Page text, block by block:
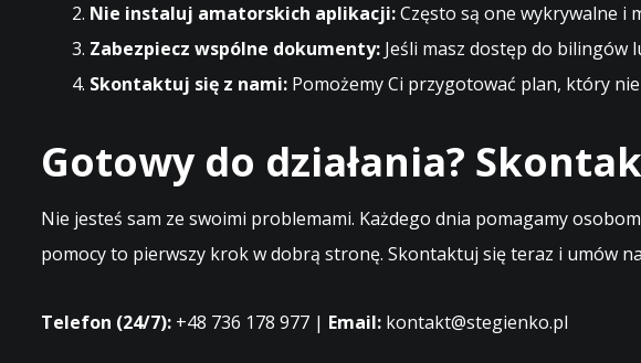
Nie instaluj amatorskich aplikacji:Często są one wykrywalne i
Zabezpiecz wspólne dokumenty: Jeśli masz dostęp do bilingów
Skontaktuj się z nami: Pomożemy Ci przygotować plan, który
Gotowy do działania?
Nie jesteś sam ze swoimi problemami. Każdego dnia pomagamy
pomocy to pierwszy krok w dobrą stronę. Skontaktuj się teraz i umów
Telefon (24/7): +48 736 178 977 | Email: kontakt@stegienko.pl